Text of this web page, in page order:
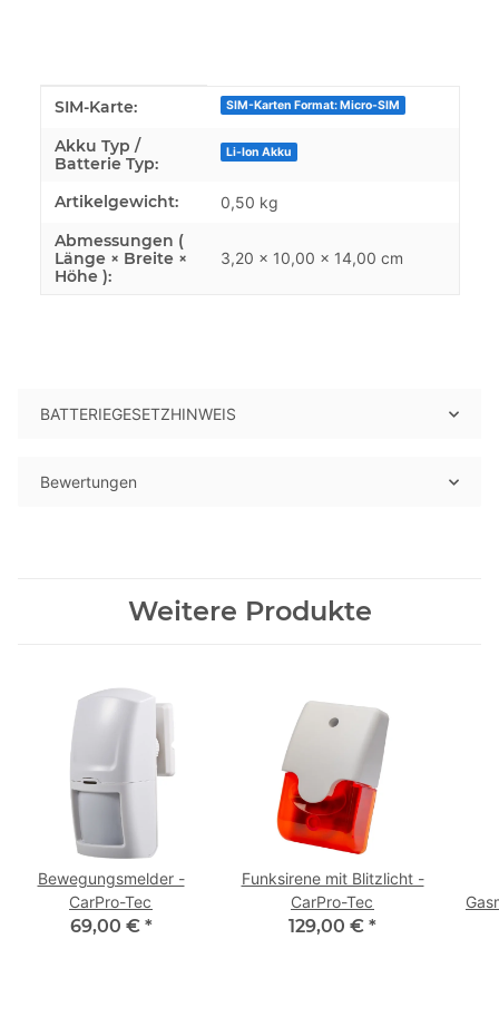
Produkteigenschaft
Wert
SIM-Karte: SIM-Karten Format: Micro-SIM
Akku Typ /
Batterie Typ:
Li-Ion Akku
Artikelgewicht: 0,50 kg
Abmessungen (
Länge × Breite ×
Höhe ):
3,20 × 10,00 × 14,00 cm
BATTERIEGESETZHINWEIS
Bewertungen
Weitere Produkte
Bewegungsmelder -
CarPro-Tec
69,00 € *
Funksirene mit Blitzlicht -
CarPro-Tec
129,00 € *